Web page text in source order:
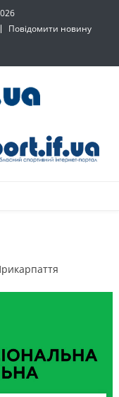
Повідомити новину